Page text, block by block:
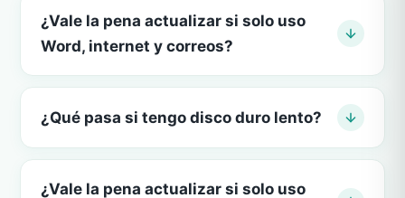
¿Vale la pena actualizar si solo uso
Word, internet y correos?
¿Qué pasa si tengo disco duro lento?
¿Vale la pena actualizar si solo uso